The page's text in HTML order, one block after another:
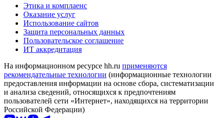
Этика и комплаенс
Оказание услуг
Использование сайтов
Защита персональных данных
Пользовательское соглашение
ИТ аккредитация
На информационном ресурсе hh.ru применяются
рекомендательные технологии (информационные технологии
предоставления информации на основе сбора, систематизации
и анализа сведений, относящихся к предпочтениям
пользователей сети «Интернет», находящихся на территории
Российской Федерации)